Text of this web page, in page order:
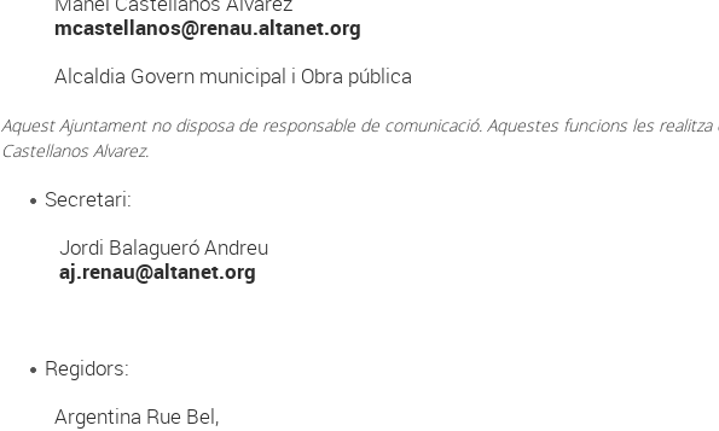
mcastellanos@renau.altanet.org
Alcaldia Govern municipal i Obra pública
Aquest Ajuntament no disposa de responsable de comunicació. Aquestes funcions les realitza
Castellanos Alvarez.
Secretari:
Jordi Balagueró Andreu
aj.renau@altanet.org
Regidors:
Argentina Rue Bel,